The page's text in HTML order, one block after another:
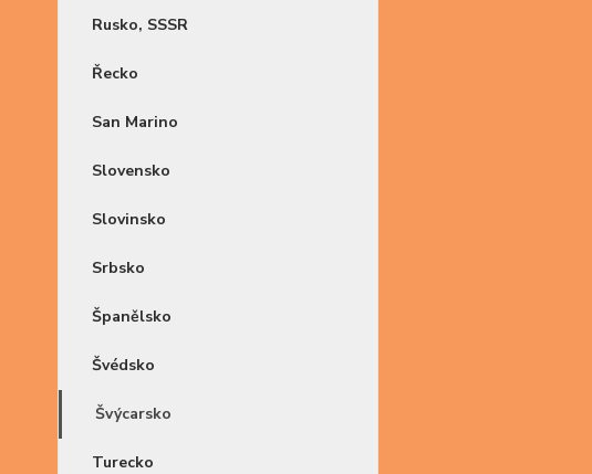
Rusko, SSSR
Řecko
San Marino
Slovensko
Slovinsko
Srbsko
Španělsko
Švédsko
Švýcarsko
Turecko